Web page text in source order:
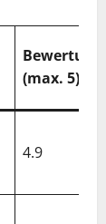
Bewertung
(max. 5)
4.9